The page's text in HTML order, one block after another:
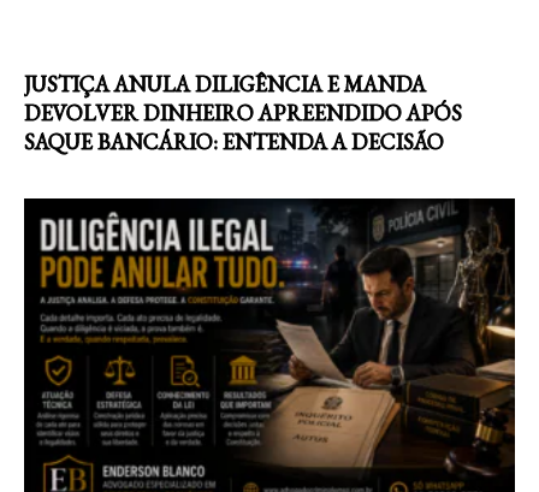
JUSTIÇA ANULA DILIGÊNCIA E MANDA
DEVOLVER DINHEIRO APREENDIDO APÓS
SAQUE BANCÁRIO: ENTENDA A DECISÃO